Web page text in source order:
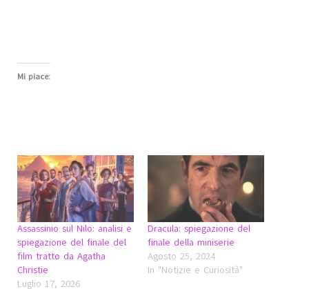
Mi piace:
Assassinio sul Nilo: analisi e
spiegazione del finale del
film tratto da Agatha
Christie
Luglio 17, 2026
Dracula: spiegazione del
finale della miniserie
Agosto 25, 2024
In "Notizie e Curiosità"